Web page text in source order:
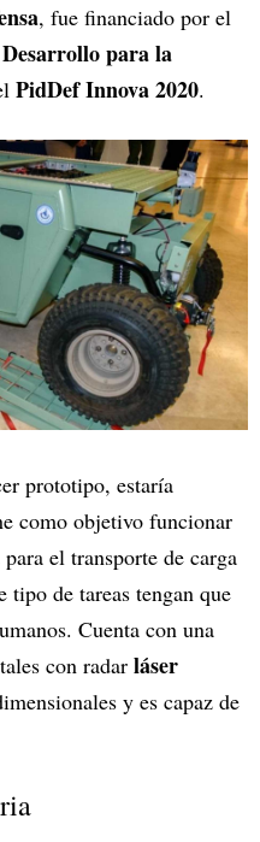
, fue financiado por el
para la
PidDef Innova 2020.
prototipo, estaría
como objetivo funcionar
el transporte de carga
tipo de tareas tengan que
Cuenta con una
con radar láser
y es capaz de